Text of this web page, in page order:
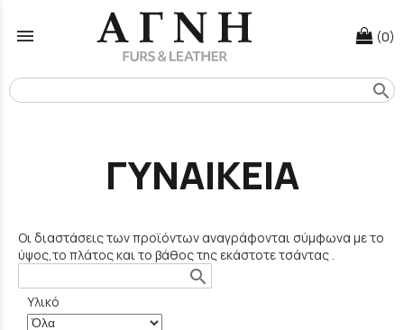
menu (0)
search
ΓΥΝΑΙΚΕΙΑ
Οι διαστάσεις των προϊόντων αναγράφονται σύμφωνα με το
ύψος,το πλάτος και το βάθος της εκάστοτε τσάντας .
search
Υλικό